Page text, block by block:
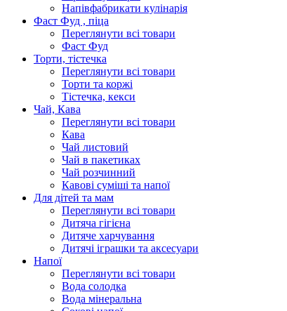
Напівфабрикати кулінарія
Фаст Фуд , піца
Переглянути всі товари
Фаст Фуд
Торти, тістечка
Переглянути всі товари
Торти та коржі
Тістечка, кекси
Чай, Кава
Переглянути всі товари
Кава
Чай листовий
Чай в пакетиках
Чай розчинний
Кавові суміші та напої
Для дітей та мам
Переглянути всі товари
Дитяча гігієна
Дитяче харчування
Дитячі іграшки та аксесуари
Напої
Переглянути всі товари
Вода солодка
Вода мінеральна